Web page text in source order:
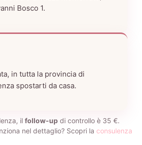
Bosco 1.
in tutta la provincia di
spostarti da casa.
il follow-up di controllo è 35 €.
nel dettaglio? Scopri la consulenza